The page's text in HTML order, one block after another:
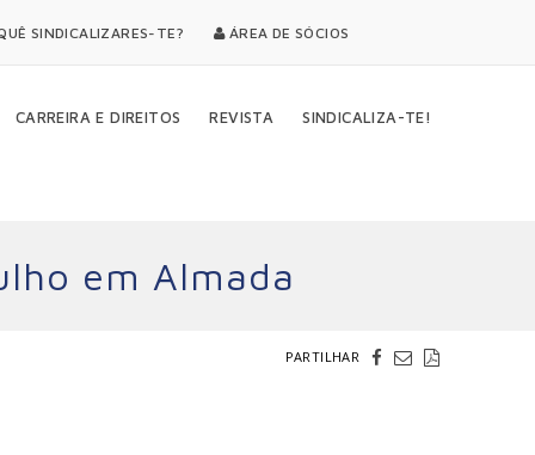
SINDICALIZARES-TE? ÁREA DE SÓCIOS
CARREIRA E DIREITOS REVISTA SINDICALIZA-TE!
em Almada
PARTILHAR